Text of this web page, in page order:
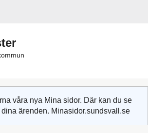
våra nya Mina sidor. Där kan du se
ärenden. Minasidor.sundsvall.se